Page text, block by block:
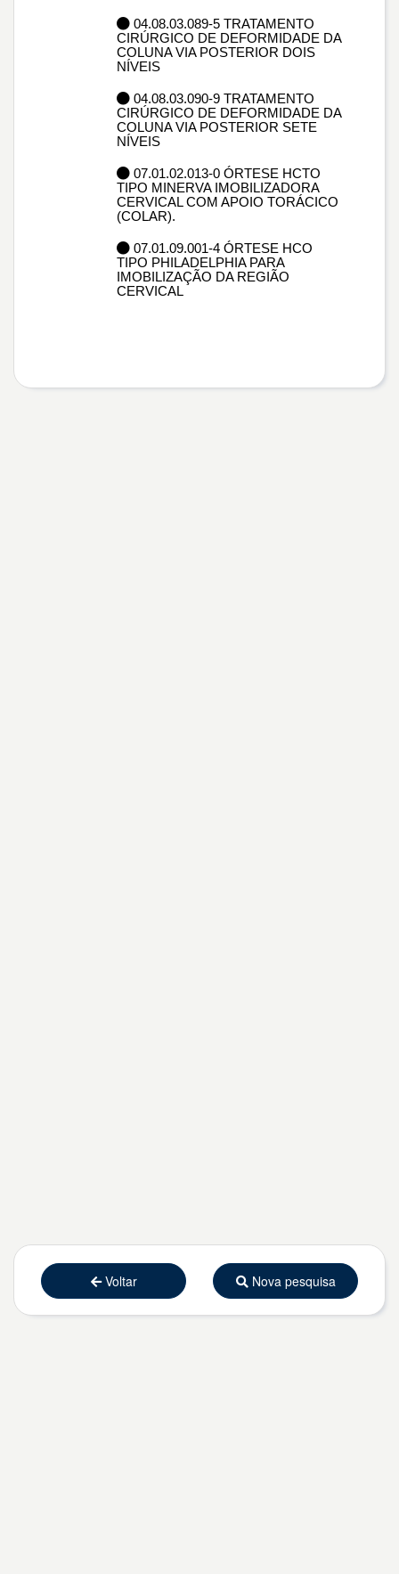
04.08.03.089-5 TRATAMENTO
CIRÚRGICO DE DEFORMIDADE DA
COLUNA VIA POSTERIOR DOIS
NÍVEIS
04.08.03.090-9 TRATAMENTO
CIRÚRGICO DE DEFORMIDADE DA
COLUNA VIA POSTERIOR SETE
NÍVEIS
07.01.02.013-0 ÓRTESE HCTO
TIPO MINERVA IMOBILIZADORA
CERVICAL COM APOIO TORÁCICO
(COLAR).
07.01.09.001-4 ÓRTESE HCO
TIPO PHILADELPHIA PARA
IMOBILIZAÇÃO DA REGIÃO
CERVICAL
Voltar Nova pesquisa